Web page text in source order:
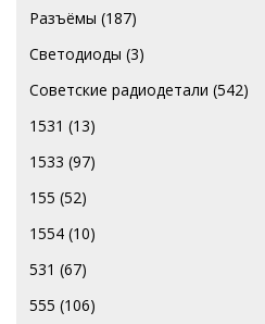
Разъёмы (187)
Светодиоды (3)
Советские радиодетали (542)
1531 (13)
1533 (97)
155 (52)
1554 (10)
531 (67)
555 (106)